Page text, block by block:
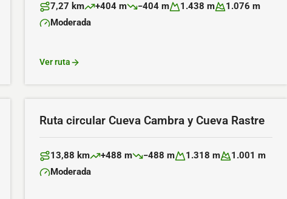
Distancia:
7,27 km
Desnivel positivo:
+404 m
Desnivel negativo:
−404 m
Altitud máxima:
1.438 m
Altitud mínima:
1.076 m
Dificultad:
Moderada
Ver ruta
Ruta circular Cueva Cambra y Cueva Rastre
Distancia:
13,88 km
Desnivel positivo:
+488 m
Desnivel negativo:
−488 m
Altitud máxima:
1.318 m
Altitud mínima:
1.001 m
Dificultad:
Moderada